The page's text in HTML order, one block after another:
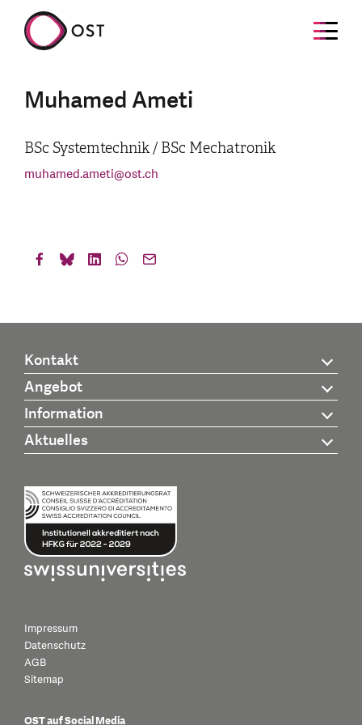
Muhamed Ameti
BSc Systemtechnik / BSc Mechatronik
muhamed.ameti@ost.ch
Kontakt
Angebot
Information
Aktuelles
Impressum
Datenschutz
AGB
Sitemap
OST auf Social Media